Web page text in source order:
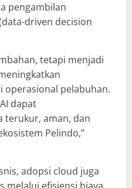
pengambilan
driven decision
tetapi menjadi
operasional pelabuhan.
dapat
terukur, aman, dan
Pelindo,”
adopsi cloud juga